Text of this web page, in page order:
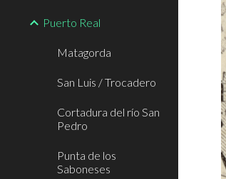
Puerto Real
Matagorda
San Luis / Trocadero
Cortadura del río San
Pedro
Punta de los
Saboneses